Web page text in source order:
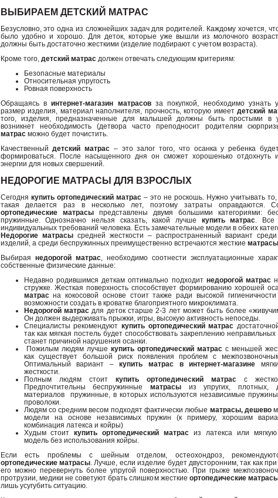
ВЫБИРАЕМ ДЕТСКИЙ МАТРАС
Безусловно, это одна из сложнейших задач для родителей. Каждому хочется,
было удобно и хорошо. Для деток, которые уже вышли из молочного
должны быть достаточно жесткими (изделие подбирают с учетом возраста).
Кроме того, детский матрас должен отвечать следующим критериям:
Безопасные материалы
Относительная упругость
Ровная поверхность
Обращаясь винтернет-магазин матрасовза покупкой, необходимо узнать
размер изделия, материал наполнителя, прочность, которую имеетдетский
того, изделия, предназначенные для малышей должны быть простыми в
возникнет необходимость (детвора часто преподносит родителям
матрасможно будет почистить.
Качественныйдетский матрас – это залог того, что осанка у ребенка
формироваться. После насыщенного дня он сможет хорошенько отдохнуть
энергии для новых свершений.
НЕДОРОГИЕ МАТРАСЫ ДЛЯ ВЗРОСЛЫХ
Сегодня купить ортопедический матрас– это не роскошь. Нужно учитывать то,
такая делается раз в несколько лет, поэтому затраты оправдаются.
ортопедические матрасы представлены двумя большими категориями:
пружинные. Однозначно нельзя сказать, какой лучше купить матрас. Все
индивидуальных требований человека. Есть замечательные модели в обеих
Недорогие матрасы средней жесткости – распространенный вариант
изделий, а среди беспружинных преимущественно встречаются жесткие матрасы
Выбирая недорогой матрас, необходимо соотнести эксплуатационные
собственные физические данные:
Недавно родившимся деткам оптимально подходит недорогой матрас
стружке. Жесткая поверхность способствует формированию хорошей
матрасна кокосовой основе стоит также ради высокой
возможности создать в кроватке благоприятного микроклимата.
Недорогой матрасдля деток старше 2-3 лет может быть более
Он должен выдерживать прыжки, игры, высокую активность непоседы.
Специалисты рекомендуют купить ортопедический матрас
так как мягкая постель будет способствовать закреплению неправильных
станет причиной нарушения осанки.
Пожилым людям лучшекупить ортопедический матрасс меньшей
как существует большой риск появления проблем с
Оптимальный вариант –купить матрас в интернет-магазине
жесткости.
Полным людям стоит купить ортопедический матрасс
Предпочтительны беспружинные матрасыиз упругих, плотных,
материалов пружинные, в которых используются независимые
проволоки.
Людям со средним весом подходят фактически любые матрасы, дешево
модели на основе независимых пружин (к примеру, хорошим
комбинация латекса и койры)
Худым стоиткупить ортопедический матрас из латекса или
модель без использования койры.
Если есть проблемы с шейным отделом, остеохондроз,
ортопедические матрасы. Лучше, если изделие будет двусторонним, так как
его можно перевернуть более упругой поверхностью. При грыже
протрузии, медики не советуют брать слишком жесткие ортопедические
лишь усугубить ситуацию.